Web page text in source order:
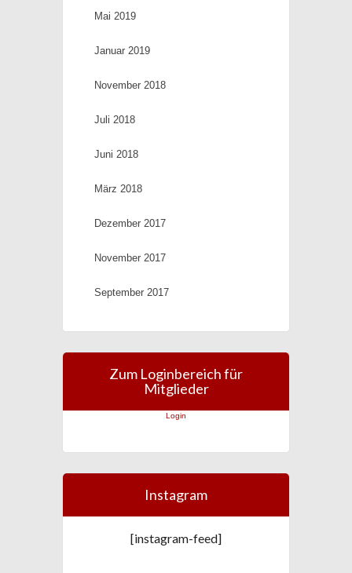
Mai 2019
Januar 2019
November 2018
Juli 2018
Juni 2018
März 2018
Dezember 2017
November 2017
September 2017
Zum Loginbereich für
Mitglieder
Login
Instagram
[instagram-feed]